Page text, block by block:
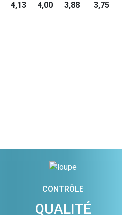
4,13 4,00 3,88 3,75
CONTRÔLE
QUALITÉ